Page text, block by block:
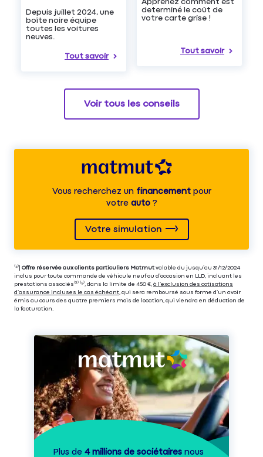
Depuis juillet 2024, une
boîte noire équipe
toutes les voitures
neuves.
Tout savoir
determiné le coût de
votre carte grise !
Tout savoir
Voir tous les conseils
Vous recherchez unfinancementpour
votre auto?
Votre simulation
⁽⁴⁾| Offre réservée aux clients particuliers Matmut valable du jusqu’au 31/12/2024
inclus pour toute commande de véhicule neuf ou d’occasion en LLD, incluant les
prestations associés⁽³⁾ ⁽⁵⁾, dans la limite de 450 €, à l’exclusion des cotisations
d’assurance incluses le cas échéant , qui sera remboursé sous forme d’un avoir
émis au cours des quatre premiers mois de location, qui viendra en déduction de
la facturation.
Plus de 4 millions de sociétaires nous